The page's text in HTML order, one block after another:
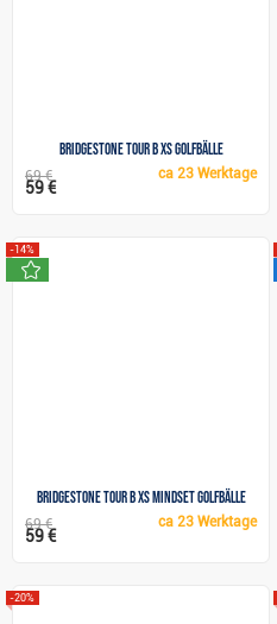
Bridgestone Tour B XS Golfbälle
ca 23 Werktage
69 €
59 €
Bridgestone Tour B XS Mindset Golfbälle
-14%
ca23 Werktage
69 €
59 €
-20%